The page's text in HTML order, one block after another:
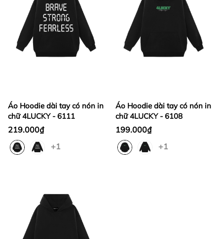
Áo Hoodie dài tay có nón in
chữ 4LUCKY - 6111
219.000₫
+1
Áo Hoodie dài tay có nón in
chữ 4LUCKY - 6108
199.000₫
+1